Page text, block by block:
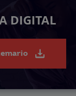
DIGITAL